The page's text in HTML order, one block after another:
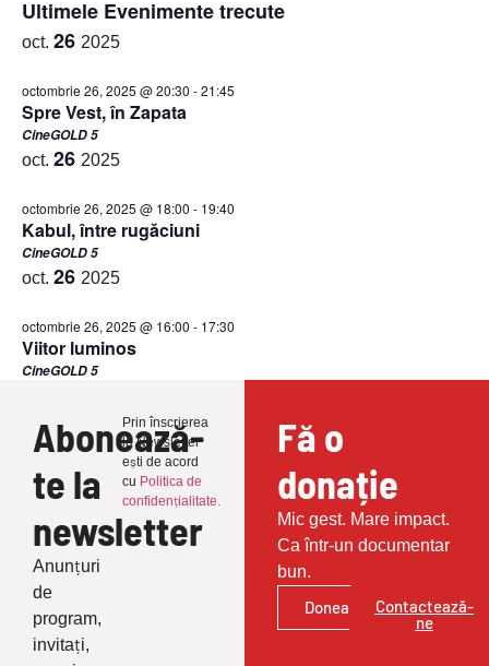
Ultimele Evenimente trecute
oct. 26 2025
octombrie 26, 2025 @ 20:30 -21:45
Spre Vest, în Zapata
CineGOLD 5
oct. 26 2025
octombrie 26, 2025 @ 18:00 - 19:40
Kabul, între rugăciuni
CineGOLD 5
oct. 26 2025
octombrie 26, 2025 @ 16:00 - 17:30
Viitor luminos
CineGOLD 5
Abonează-
te la
newsletter
Anunțuri
de
program,
invitați,
Prin înscrierea
la Newsletter
ești de acord
cu Politica de
confidențialitate.
Fă o
donație
Mic gest. Mare impact.
Ca într-un documentar
bun.
Donează
Contactează-
ne